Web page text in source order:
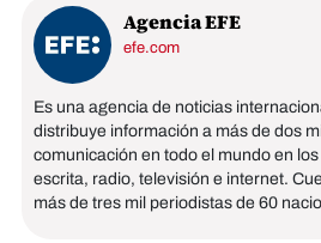
Agencia EFE
efe.com
Es una agencia de noticias
distribuye información a más de dos
comunicación en todo el mundo en
escrita, radio, televisión e internet.
más de tres mil periodistas de 60